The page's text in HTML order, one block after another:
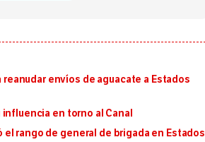
envíos de aguacate a Estados
en torno al Canal
rango de general de brigada en Estados